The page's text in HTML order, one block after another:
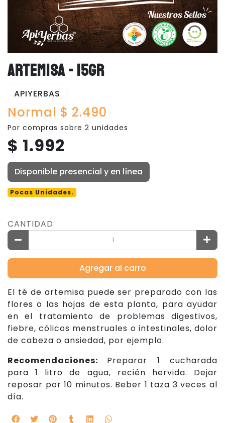
ARTEMISA - 15GR
APIYERBAS
Normal $ 2.490
Por compras sobre 2 unidades
$ 1.992
Disponible presencial y en línea
Pocas Unidades.
CANTIDAD
Agregar al carro
El té de artemisa puede ser preparado con las
flores o las hojas de esta planta, para ayudar
en el tratamiento de problemas digestivos,
fiebre, cólicos menstruales o intestinales, dolor
de cabeza o ansiedad, por ejemplo.
Recomendaciones: Preparar 1 cucharada
para 1 litro de agua, recién hervida. Dejar
reposar por 10 minutos. Beber 1 taza 3 veces al
día.